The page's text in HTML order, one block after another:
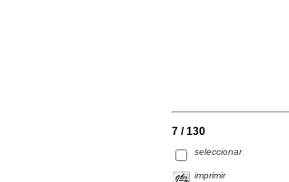
7 / 130
seleccionar
imprimir